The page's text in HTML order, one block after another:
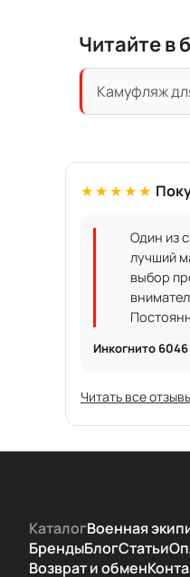
Читайте в
Камуфляж
★★★★★
Один из
лучший
выбор
Инкогнито 6046
Читать все
КаталогВоенная
БрендыБлогСтатьи
Возврат и обмен